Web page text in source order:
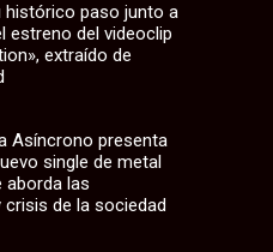
histórico paso junto a
estreno del videoclip
extraído de
Asíncrono presenta
single de metal
aborda las
de la sociedad